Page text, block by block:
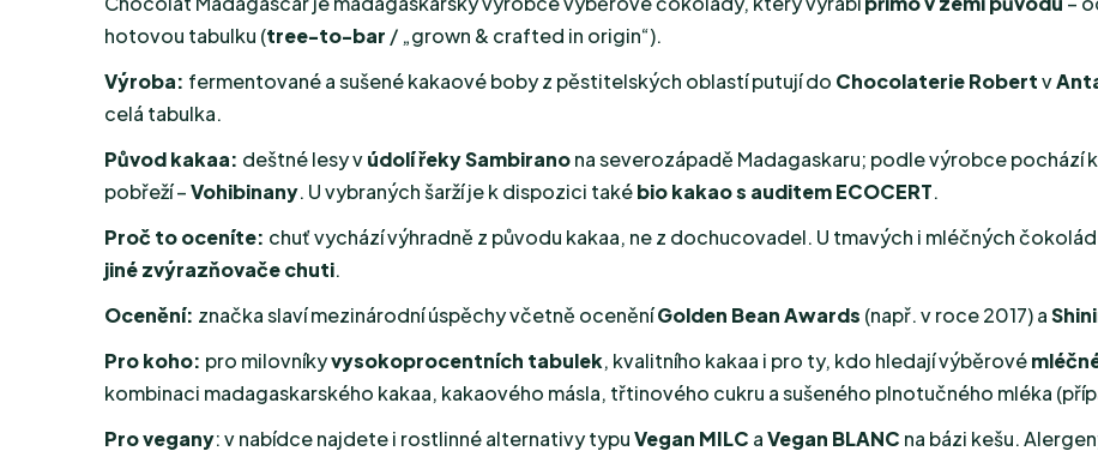
hotovou tabulku (tree-to-bar / „grown & crafted in origin“).
Výroba: fermentované a sušené kakaové boby z pěstitelských oblastí putují do Chocolaterie Robertv
celá tabulka.
Původ kakaa: deštné lesy vúdolí řeky Sambiranona severozápadě Madagaskaru; podle výrobce pochází
pobřeží –Vohibinany. U vybraných šarží je k dispozici takébio kakao s auditem ECOCERT.
Proč to oceníte: chuť vychází výhradně z původu kakaa, ne z dochucovadel. U tmavých i mléčných
jiné zvýrazňovače chuti.
Ocenění: značka slaví mezinárodní úspěchy včetně oceněníGolden Bean Awards (např. v roce 2017) a
Pro koho: pro milovníkyvysokoprocentních tabulek, kvalitního kakaa i pro ty, kdo hledají výběrové
kombinaci madagaskarského kakaa, kakaového másla, třtinového cukru a sušeného plnotučného mléka
Pro vegany: v nabídce najdete i rostlinné alternativy typuVegan MILC aVegan BLANC na bázi kešu.